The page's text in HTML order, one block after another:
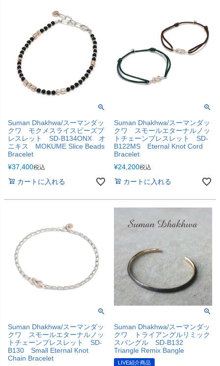
Suman Dhakhwa/スーマンダッ
クワ モクメスライスビーズブ
レスレット SD-B134ONX オ
ニキス MOKUME Slice Beads
Bracelet
¥37,400税込
カートに入れる
Suman Dhakhwa/スーマンダッ
クワ スモールエターナルノッ
トチェーンブレスレット SD-
B122MS Eternal Knot Cord
Bracelet
¥24,200税込
カートに入れる
Suman Dhakhwa/スーマンダッ
クワ スモールエターナルノッ
トチェーンブレスレット SD-
B130 Small Eternal Knot
Chain Bracelet
Suman Dhakhwa/スーマンダッ
クワ トライアングルリミック
スバングル SD-B132
Triangle Remix Bangle
LIVE紹介商品